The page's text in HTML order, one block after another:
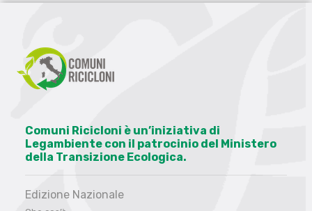
Comuni Ricicloni è un’iniziativa di
Legambiente con il patrocinio del Ministero
della Transizione Ecologica.
Edizione Nazionale